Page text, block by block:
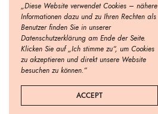
„Diese Website verwendet Cookies – nähere
Informationen dazu und zu Ihren Rechten als
Benutzer finden Sie in unserer
Datenschutzerklärung am Ende der Seite.
Klicken Sie auf „Ich stimme zu“, um Cookies
zu akzeptieren und direkt unsere Website
besuchen zu können.“
ACCEPT